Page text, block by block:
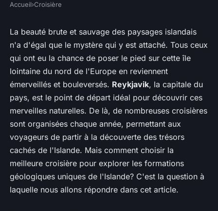
Quelle croisière offre des
excursions pour explorer les
formations géologiques
uniques de l'Islande?
5 min de lecture
Accueil›Croisière
La beauté brute et sauvage des paysages islandais
n'a d'égal que le mystère qui y est attaché. Tous ceux
qui ont eu la chance de poser le pied sur cette île
lointaine du nord de l'Europe en reviennent
émerveillés et bouleversés. Reykjavik, la capitale du
pays, est le point de départ idéal pour découvrir ces
merveilles naturelles. De là, de nombreuses croisières
sont organisées chaque année, permettant aux
voyageurs de partir à la découverte des trésors
cachés de l'Islande. Mais comment choisir la
meilleure croisière pour explorer les formations
géologiques uniques de l'Islande? C'est la question à
laquelle nous allons répondre dans cet article.